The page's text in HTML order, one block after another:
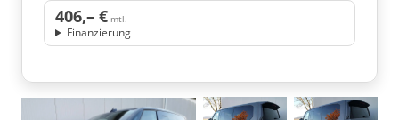
406,– € mtl.
Finanzierung